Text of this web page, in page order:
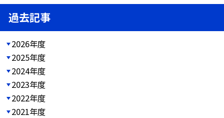
過去記事
2026年度
2025年度
2024年度
2023年度
2022年度
2021年度